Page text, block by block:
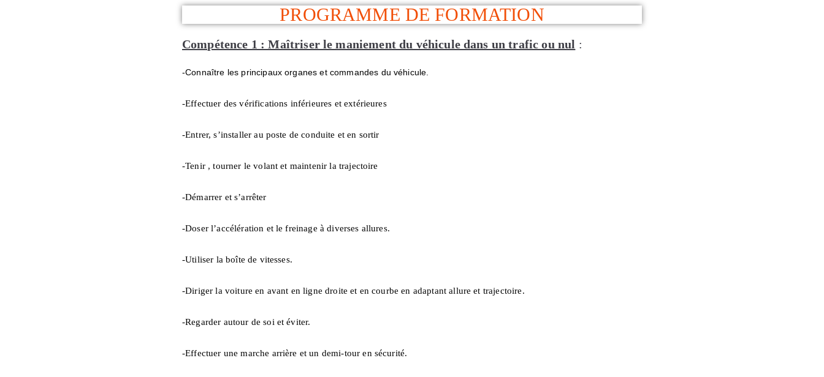
PROGRAMME DE FORMATION
Compétence 1 : Maîtriser le maniement du véhicule dans un trafic ou nul :
-Connaître les principaux organes et commandes du véhicule.
-Effectuer des vérifications inférieures et extérieures
-Entrer, s’installer au poste de conduite et en sortir
-Tenir , tourner le volant et maintenir la trajectoire
-Démarrer et s’arrêter
-Doser l’accélération et le freinage à diverses allures.
-Utiliser la boîte de vitesses.
-Diriger la voiture en avant en ligne droite et en courbe en adaptant allure et trajectoire.
-Regarder autour de soi et éviter.
-Effectuer une marche arrière et un demi-tour en sécurité.